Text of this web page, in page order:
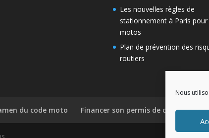
Nous
Les nouvelles règles de
stationnement à Paris pour
motos
Plan de prévention des
routiers
du code moto Financer son permis de conduire